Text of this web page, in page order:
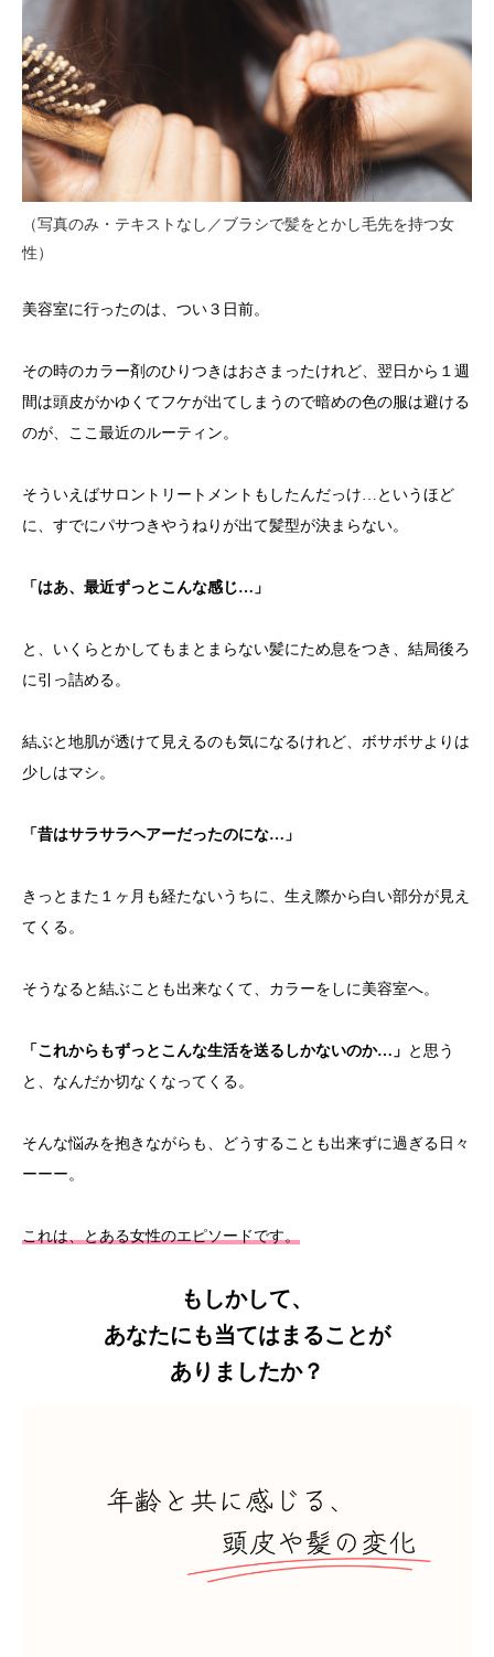
（写真のみ・テキストなし／ブラシで髪をとかし毛先を持つ女
性）
美容室に行ったのは、つい３日前。
その時のカラー剤のひりつきはおさまったけれど、 翌日から１週
間は頭皮がかゆくてフケが出てしまうので暗めの色の服は避ける
のが、ここ最近のルーティン。
そういえばサロントリートメントもしたんだっけ…というほど
に、すでにパサつきやうねりが出て髪型が決まらない。
「はあ、最近ずっとこんな感じ…」
と、いくらとかしてもまとまらない髪にため息をつき、結局後ろ
に引っ詰める。
結ぶと地肌が透けて見えるのも気になるけれど、ボサボサよりは
少しはマシ。
「昔はサラサラヘアーだったのにな…」
きっとまた１ヶ月も経たないうちに、生え際から白い部分が見え
てくる。
そうなると結ぶことも出来なくて、カラーをしに美容室へ。
「これからもずっとこんな生活を送るしかないのか…」 と思う
と、なんだか切なくなってくる。
そんな悩みを抱きながらも、どうすることも出来ずに過ぎる日々
ーーー。
これは、とある女性のエピソードです。
もしかして、
あなたにも当てはまることが
ありましたか？